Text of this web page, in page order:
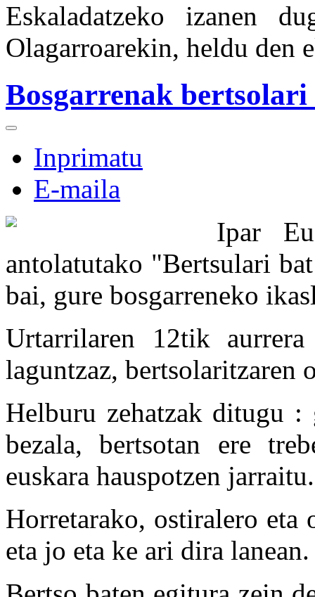
Eskaladatzeko izanen
Olagarroarekin, heldu den
Bosgarrenak bertsolari
Inprimatu
E-maila
Ipar
antolatutako "Bertsulari
bai, gure bosgarreneko
Urtarrilaren 12tik
laguntzaz, bertsolaritzaren
Helburu zehatzak ditugu :
bezala, bertsotan ere
euskara hauspotzen jarraitu.
Horretarako, ostiralero eta
eta jo eta ke ari dira lanean.